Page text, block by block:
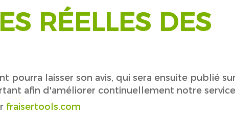
RÉELLES DES
pourra laisser son avis, qui sera ensuite publié
afin d'améliorer continuellement notre
fraisertools.com